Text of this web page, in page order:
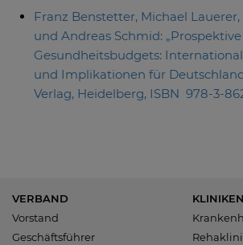
Franz Benstetter, Michael
und Andreas Schmid:
Gesundheitsbudgets:
und Implikationen für
Verlag, Heidelberg, ISBN 978-3-
VERBAND
Vorstand
Geschäftsführer
KLINIKEN